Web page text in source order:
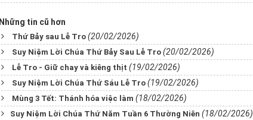
Những tin cũ hơn
Thứ Bảy sau Lễ Tro (20/02/2026)
Suy Niệm Lời Chúa Thứ Bảy Sau Lễ Tro (20/02/2026)
Lễ Tro - Giữ chay và kiêng thịt (19/02/2026)
Suy Niệm Lời Chúa Thứ Sáu Lễ Tro (19/02/2026)
Mùng 3 Tết: Thánh hóa việc làm (18/02/2026)
​​​​​​​Suy Niệm Lời Chúa Thứ Năm Tuần 6 Thường Niên (18/02/2026)